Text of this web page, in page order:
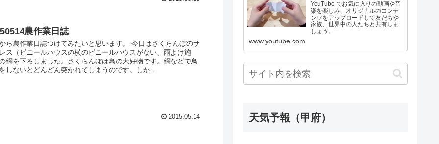
農作業日誌
ら農作業日誌つけてみたいと思います。 今日はさくらんぼのサ
ス（ビニールハウスの横のビニールハウスがない、雨よけ施
網を下ろしました。さくらんぼは鳥の大好物です。網などで鳥
しないとどんどん突かれてしまうのです。しか...
2015.05.14
YouTube でお気に入りの動画や音
楽を楽しみ、オリジナルのコンテ
ンツをアップロードして友だちや
家族、世界中の人たちと共有しま
しょう。
www.youtube.com
天気予報（甲府）